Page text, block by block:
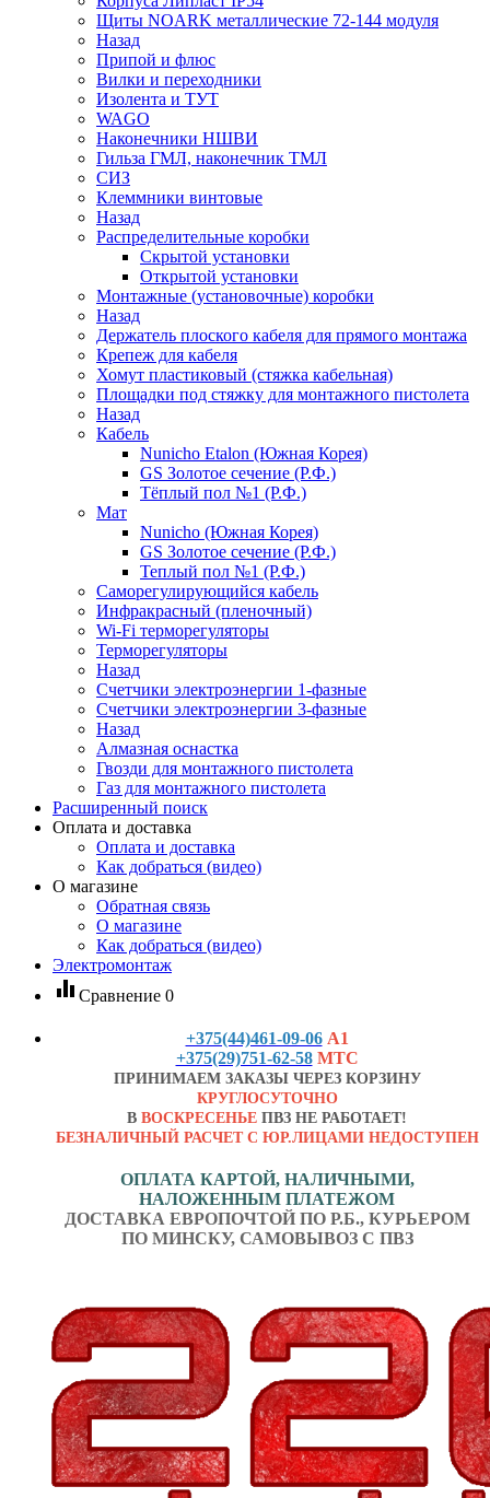
Щиты NOARK металлические 72-144 модуля
Назад
Припой и флюс
Вилки и переходники
Изолента и ТУТ
WAGO
Наконечники НШВИ
Гильза ГМЛ, наконечник ТМЛ
СИЗ
Клеммники винтовые
Назад
Распределительные коробки
Скрытой установки
Открытой установки
Монтажные (установочные) коробки
Назад
Держатель плоского кабеля для прямого монтажа
Крепеж для кабеля
Хомут пластиковый (стяжка кабельная)
Площадки под стяжку для монтажного пистолета
Назад
Кабель
Nunicho Etalon (Южная Корея)
GS Золотое сечение (Р.Ф.)
Тёплый пол №1 (Р.Ф.)
Мат
Nunicho (Южная Корея)
GS Золотое сечение (Р.Ф.)
Теплый пол №1 (Р.Ф.)
Саморегулирующийся кабель
Инфракрасный (пленочный)
Wi-Fi терморегуляторы
Терморегуляторы
Назад
Счетчики электроэнергии 1-фазные
Счетчики электроэнергии 3-фазные
Назад
Алмазная оснастка
Гвозди для монтажного пистолета
Газ для монтажного пистолета
Расширенный поиск
Оплата и доставка
Оплата и доставка
Как добраться (видео)
О магазине
Обратная связь
О магазине
Как добраться (видео)
Электромонтаж
equalizer Сравнение 0
+375(44)461-09-06 А1
+375(29)751-62-58 МТС
ПРИНИМАЕМ ЗАКАЗЫ ЧЕРЕЗ КОРЗИНУ
КРУГЛОСУТОЧНО
В ВОСКРЕСЕНЬЕ ПВЗ НЕ РАБОТАЕТ!
БЕЗНАЛИЧНЫЙ РАСЧЕТ С ЮР.ЛИЦАМИ НЕДОСТУПЕН
ОПЛАТА КАРТОЙ, НАЛИЧНЫМИ,
НАЛОЖЕННЫМ ПЛАТЕЖОМ
ДОСТАВКА ЕВРОПОЧТОЙ ПО Р.Б., КУРЬЕРОМ
ПО МИНСКУ, САМОВЫВОЗ С ПВЗ